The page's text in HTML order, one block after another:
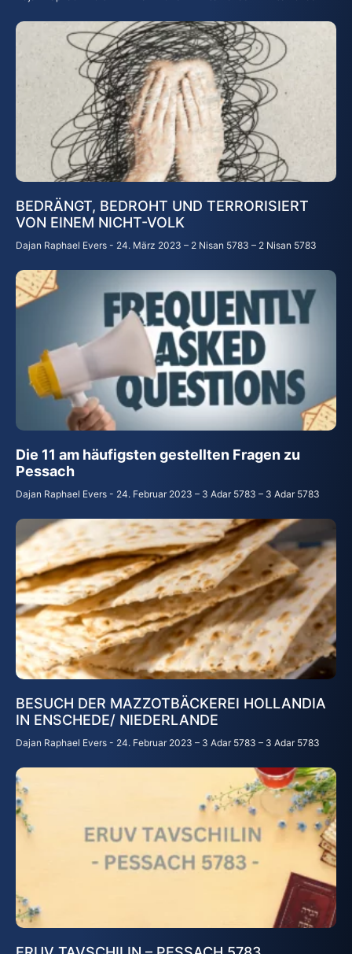
BEDRÄNGT, BEDROHT UND TERRORISIERT
VON EINEM NICHT-VOLK
Dajan Raphael Evers 24. März 2023 – 2 Nisan 5783 – 2 Nisan 5783
Die 11 am häufigsten gestellten Fragen zu
Pessach
Dajan Raphael Evers 24. Februar 2023 – 3 Adar 5783 – 3 Adar 5783
BESUCH DER MAZZOTBÄCKEREI HOLLANDIA
IN ENSCHEDE/ NIEDERLANDE
Dajan Raphael Evers 24. Februar 2023 – 3 Adar 5783 – 3 Adar 5783